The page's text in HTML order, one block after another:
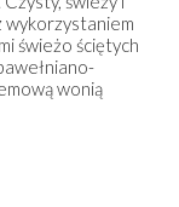
wykorzystaniem
świeżo ściętych
wonią